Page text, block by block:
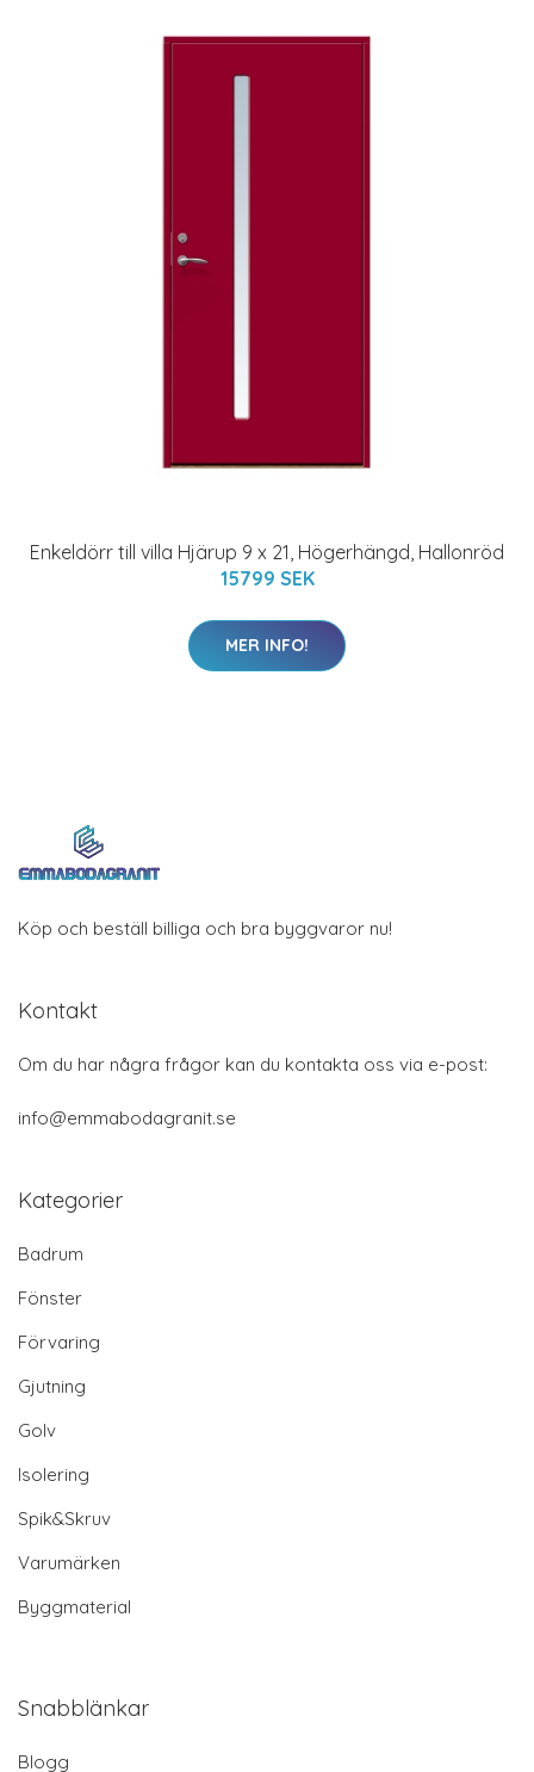
Enkeldörr till villa Hjärup 9 x 21, Högerhängd, Hallonröd
15799 SEK
MER INFO!
Köp och beställ billiga och bra byggvaror nu!
Kontakt
Om du har några frågor kan du kontakta oss via e-post:
info@emmabodagranit.se
Kategorier
Badrum
Fönster
Förvaring
Gjutning
Golv
Isolering
Spik&Skruv
Varumärken
Byggmaterial
Snabblänkar
Blogg